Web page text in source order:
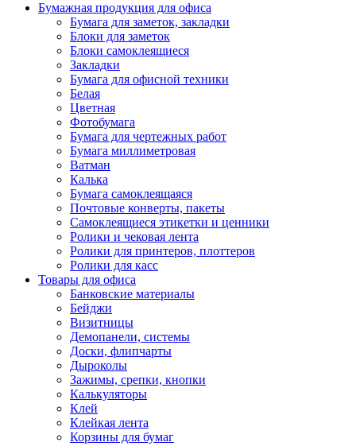
Бумажная продукция для офиса
Бумага для заметок, закладки
Блоки для заметок
Блоки самоклеящиеся
Закладки
Бумага для офисной техники
Белая
Цветная
Фотобумага
Бумага для чертежных работ
Бумага миллиметровая
Ватман
Калька
Бумага самоклеящаяся
Почтовые конверты, пакеты
Самоклеящиеся этикетки и ценники
Ролики и чековая лента
Ролики для принтеров, плоттеров
Ролики для касс
Товары для офиса
Банковские материалы
Бейджи
Визитницы
Демопанели, системы
Доски, флипчарты
Дыроколы
Зажимы, срепки, кнопки
Калькуляторы
Клей
Клейкая лента
Корзины для бумаг